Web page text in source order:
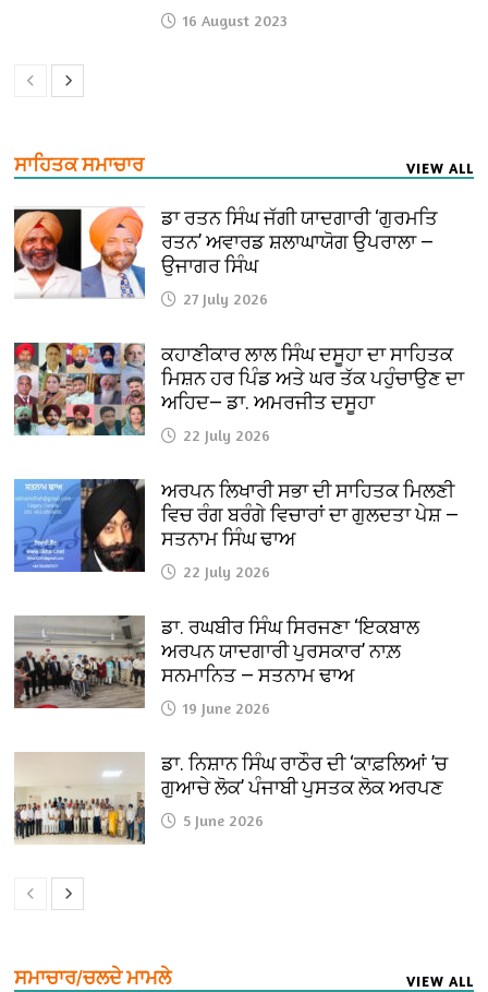
16 August 2023
ਸਾਹਿਤਕ ਸਮਾਚਾਰ VIEW ALL
ਡਾ ਰਤਨ ਸਿੰਘ ਜੱਗੀ ਯਾਦਗਾਰੀ ‘ਗੁਰਮਤਿ
ਰਤਨ’ ਅਵਾਰਡ ਸ਼ਲਾਘਾਯੋਗ ਉਪਰਾਲਾ —
ਉਜਾਗਰ ਸਿੰਘ
27 July 2026
ਕਹਾਣੀਕਾਰ ਲਾਲ ਸਿੰਘ ਦਸੂਹਾ ਦਾ ਸਾਹਿਤਕ
ਮਿਸ਼ਨ ਹਰ ਪਿੰਡ ਅਤੇ ਘਰ ਤੱਕ ਪਹੁੰਚਾਉਣ ਦਾ
ਅਹਿਦ— ਡਾ. ਅਮਰਜੀਤ ਦਸੂਹਾ
22 July 2026
ਅਰਪਨ ਲਿਖਾਰੀ ਸਭਾ ਦੀ ਸਾਹਿਤਕ ਮਿਲਣੀ
ਵਿਚ ਰੰਗ ਬਰੰਗੇ ਵਿਚਾਰਾਂ ਦਾ ਗੁਲਦਤਾ ਪੇਸ਼ —
ਸਤਨਾਮ ਸਿੰਘ ਢਾਅ
22 July 2026
ਡਾ. ਰਘਬੀਰ ਸਿੰਘ ਸਿਰਜਣਾ ‘ਇਕਬਾਲ
ਅਰਪਨ ਯਾਦਗਾਰੀ ਪੁਰਸਕਾਰ’ ਨਾਲ਼
ਸਨਮਾਨਿਤ — ਸਤਨਾਮ ਢਾਅ
19 June 2026
ਡਾ. ਨਿਸ਼ਾਨ ਸਿੰਘ ਰਾਠੌਰ ਦੀ ‘ਕਾਫ਼ਲਿਆਂ ’ਚ
ਗੁਆਚੇ ਲੋਕ’ ਪੰਜਾਬੀ ਪੁਸਤਕ ਲੋਕ ਅਰਪਣ
5 June 2026
ਸਮਾਚਾਰ/ਚਲਦੇ ਮਾਮਲੇ VIEW ALL